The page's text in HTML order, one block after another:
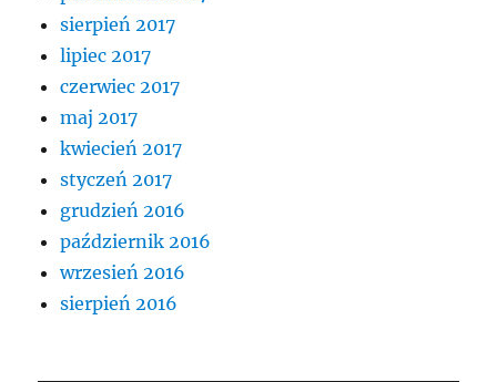
sierpień 2017
lipiec 2017
czerwiec 2017
maj 2017
kwiecień 2017
styczeń 2017
grudzień 2016
październik 2016
wrzesień 2016
sierpień 2016